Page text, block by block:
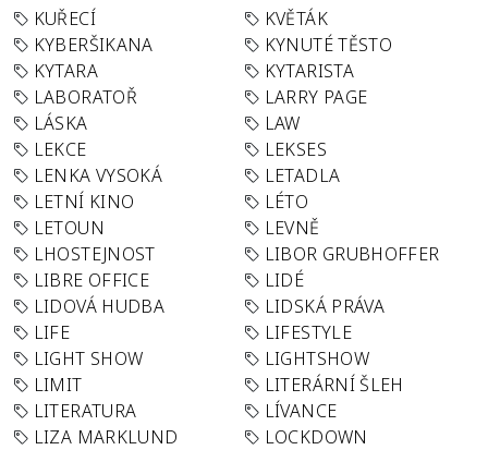
KUŘECÍ
KVĚTÁK
KYBERŠIKANA
KYNUTÉ TĚSTO
KYTARA
KYTARISTA
LABORATOŘ
LARRY PAGE
LÁSKA
LAW
LEKCE
LEKSES
LENKA VYSOKÁ
LETADLA
LETNÍ KINO
LÉTO
LETOUN
LEVNĚ
LHOSTEJNOST
LIBOR GRUBHOFFER
LIBRE OFFICE
LIDÉ
LIDOVÁ HUDBA
LIDSKÁ PRÁVA
LIFE
LIFESTYLE
LIGHT SHOW
LIGHTSHOW
LIMIT
LITERÁRNÍ ŠLEH
LITERATURA
LÍVANCE
LIZA MARKLUND
LOCKDOWN